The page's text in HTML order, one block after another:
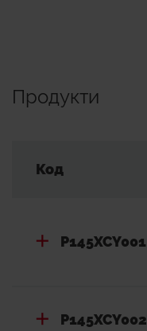
Продукти
Код
P145XCY001
P145XCY002